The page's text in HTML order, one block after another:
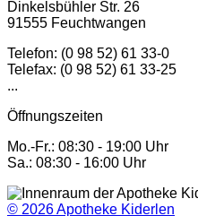
Dinkelsbühler Str. 26
91555 Feuchtwangen
Telefon: (0 98 52) 61 33-0
Telefax: (0 98 52) 61 33-25
...
Öffnungszeiten
Mo.-Fr.: 08:30 - 19:00 Uhr
Sa.: 08:30 - 16:00 Uhr
© 2026Apotheke Kiderlen